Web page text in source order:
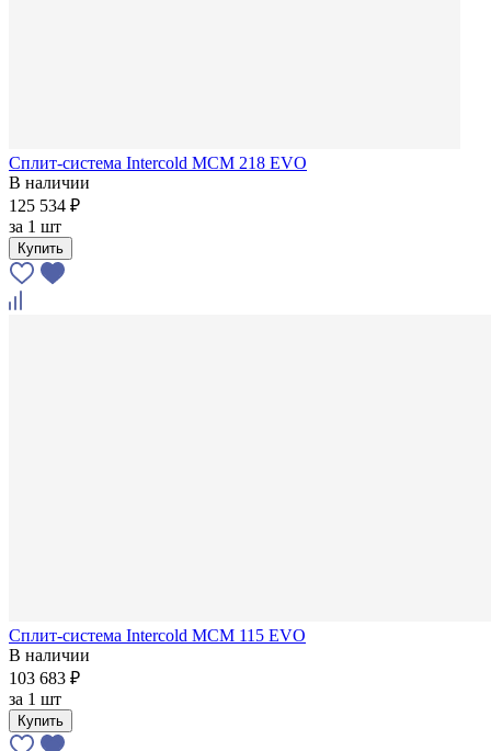
Сплит-система Intercold MCM 218 EVO
В наличии
125 534 ₽
за 1 шт
Купить
Сплит-система Intercold MCM 115 EVO
В наличии
103 683 ₽
за 1 шт
Купить